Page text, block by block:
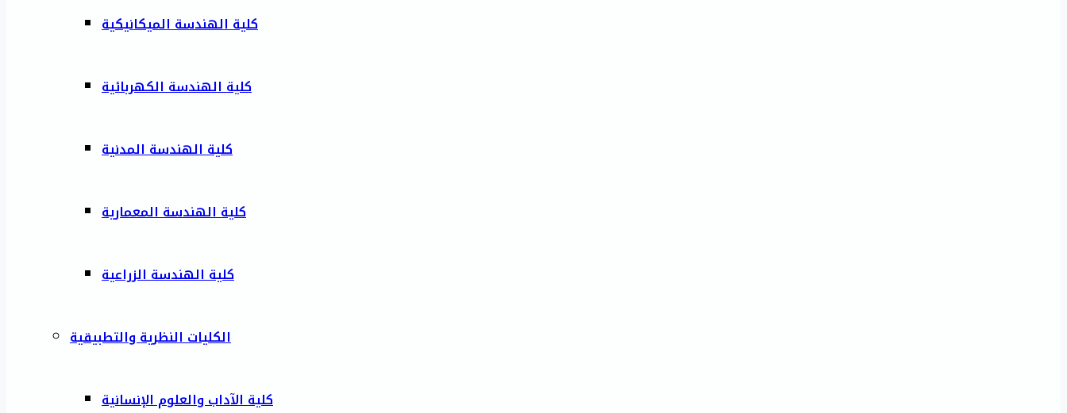
كلية الهندسة الميكانيكية
كلية الهندسة الكهربائية
كلية الهندسة المدنية
كلية الهندسة المعمارية
كلية الهندسة الزراعية
الكليات النظرية والتطبيقية
كلية الآداب والعلوم الإنسانية